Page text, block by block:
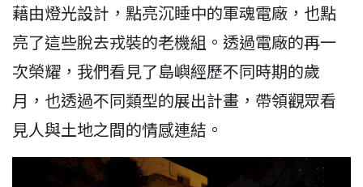
藉由燈光設計，點亮沉睡中的軍魂電廠，也點
亮了這些脫去戎裝的老機組。透過電廠的再一
次榮耀，我們看見了島嶼經歷不同時期的歲
月，也透過不同類型的展出計畫，帶領觀眾看
見人與土地之間的情感連結。